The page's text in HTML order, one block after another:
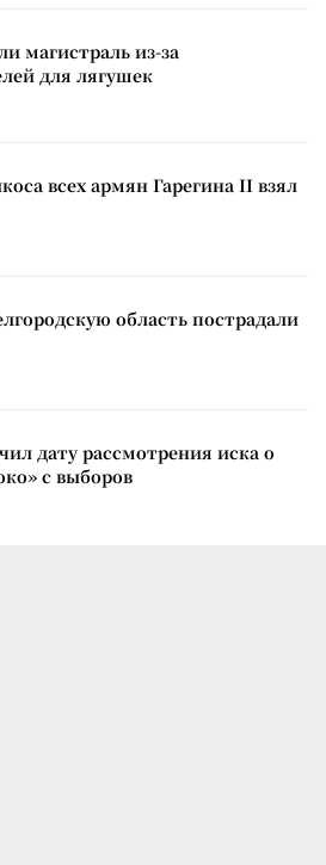
магистраль из-за
для лягушек
всех армян Гарегина II взял
область пострадали
дату рассмотрения иска о
с выборов